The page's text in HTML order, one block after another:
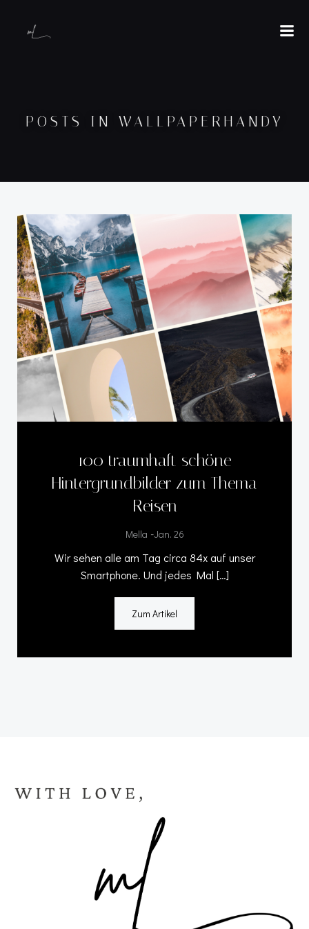
POSTS IN WALLPAPERHANDY
100 traumhaft schöne
Hintergrundbilder zum Thema
Reisen
Mella -Jan. 26
Wir sehen alle am Tag circa 84x auf unser
Smartphone. Und jedes Mal […]
Zum Artikel